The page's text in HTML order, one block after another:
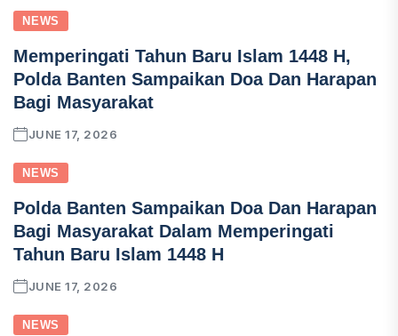
NEWS
Memperingati Tahun Baru Islam 1448 H,
Polda Banten Sampaikan Doa Dan Harapan
Bagi Masyarakat
JUNE 17, 2026
NEWS
Polda Banten Sampaikan Doa Dan Harapan
Bagi Masyarakat Dalam Memperingati
Tahun Baru Islam 1448 H
JUNE 17, 2026
NEWS